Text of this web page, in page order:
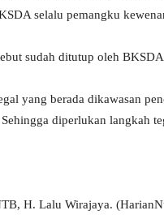
selalu pemangku
sudah ditutup oleh
yang berada dikawasan
diperlukan langkah
H. Lalu Wirajaya.